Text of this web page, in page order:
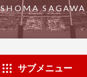
SHOMA SAGAWA
サブメニュー